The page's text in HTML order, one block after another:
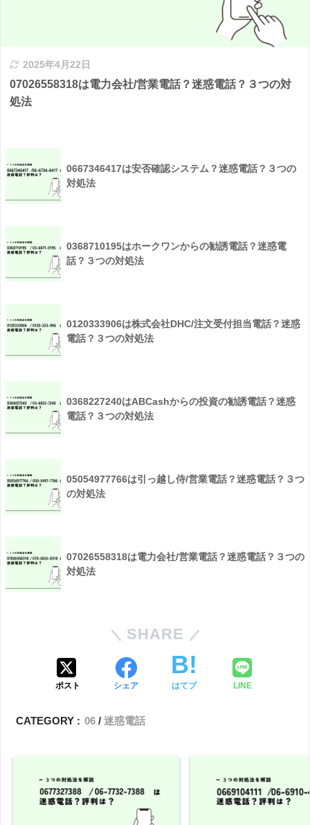
2025年4月22日
07026558318は電力会社/営業電話？迷惑電話？３つの対
処法
0667346417は安否確認システム？迷惑電話？３つの
対処法
0368710195はホークワンからの勧誘電話？迷惑電
話？３つの対処法
0120333906は株式会社DHC/注文受付担当電話？迷惑
電話？３つの対処法
0368227240はABCashからの投資の勧誘電話？迷惑
電話？３つの対処法
05054977766は引っ越し侍/営業電話？迷惑電話？３つ
の対処法
07026558318は電力会社/営業電話？迷惑電話？３つの
対処法
SHARE
ポスト シェア はてブ LINE
CATEGORY : 06 迷惑電話